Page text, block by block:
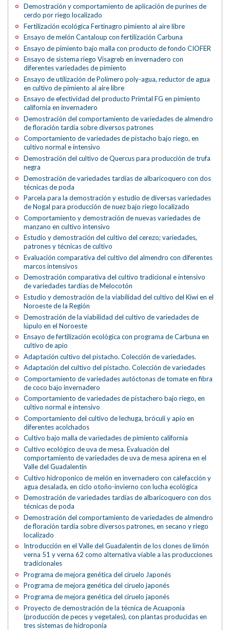
Demostración y comportamiento de aplicación de purines de
cerdo por riego localizado
Fertilización ecológica Fertinagro pimiento al aire libre
Ensayo de melón Cantaloup con fertilización Carbuna
Ensayo de pimiento bajo malla con producto de fondo CIOFER
Ensayo de sistema riego Visagreb en invernadero con
diferentes variedades de pimiento
Ensayo de utilización de Polímero poly-agua, reductor de agua
en cultivo de pimiento al aire libre
Ensayo de efectividad del producto Primtal FG en pimiento
california en invernadero
Demostración del comportamiento de variedades de almendro
de floración tardía sobre diversos patrones
Comportamiento de variedades de pistacho bajo riego, en
cultivo normal e intensivo
Demostración del cultivo de Quercus para producción de trufa
negra
Demostración de variedades tardías de albaricoquero con dos
técnicas de poda
Parcela para la demostración y estudio de diversas variedades
de Nogal para producción de nuez bajo riego localizado
Comportamiento y demostración de nuevas variedades de
manzano en cultivo intensivo
Estudio y demostración del cultivo del cerezo; variedades,
patrones y técnicas de cultivo
Evaluación comparativa del cultivo del almendro con diferentes
marcos intensivos
Demostración comparativa del cultivo tradicional e intensivo
de variedades tardías de Melocotón
Estudio y demostración de la viabilidad del cultivo del Kiwi en el
Noroeste de la Región
Demostración de la viabilidad del cultivo de variedades de
lúpulo en el Noroeste
Ensayo de fertilización ecológica con programa de Carbuna en
cultivo de apio
Adaptación cultivo del pistacho. Colección de variedades.
Adaptación del cultivo del pistacho. Colección de variedades
Comportamiento de variedades autóctonas de tomate en fibra
de coco bajo invernadero
Comportamiento de variedades de pistachero bajo riego, en
cultivo normal e intensivo
Comportamiento del cultivo de lechuga, bróculi y apio en
diferentes acolchados
Cultivo bajo malla de variedades de pimiento california
Cultivo ecológico de uva de mesa. Evaluación del
comportamiento de variedades de uva de mesa apirena en el
Valle del Guadalentín
Cultivo hidroponico de melón en invernadero con calefacción y
agua desalada, en ciclo otoño-invierno con lucha ecológica
Demostración de variedades tardías de albaricoquero con dos
técnicas de poda
Demostración del comportamiento de variedades de almendro
de floración tardía sobre diversos patrones, en secano y riego
localizado
Introducción en el Valle del Guadalentín de los clones de limón
verna 51 y verna 62 como alternativa viable a las producciones
tradicionales
Programa de mejora genética del ciruelo Japonés
Programa de mejora genética del ciruelo japonés
Programa de mejora genética del ciruelo japonés
Proyecto de demostración de la técnica de Acuaponia
(producción de peces y vegetales), con plantas producidas en
tres sistemas de hidroponía